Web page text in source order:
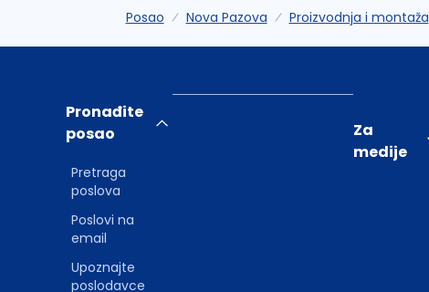
Posao Nova Pazova Proizvodnja i montaža
Pronađite
posao
Pretraga
poslova
Poslovi na
email
Upoznajte
poslodavce
Za
medije